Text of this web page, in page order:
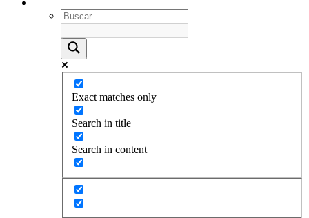
Exact matches only
Search in title
Search in content